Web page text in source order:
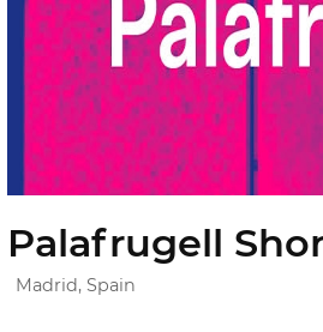
Palafrugell
Madrid, Spain